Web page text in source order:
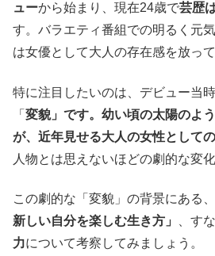
ューから始まり、現在24歳で芸歴
す。バラエティ番組での明るく元
は女優として大人の存在感を放って
特に注目したいのは、デビュー当
「 変貌」です。幼い頃の太陽のよ
が、近年見せる大人の女性として
人物とは思えないほどの劇的な変化
この劇的な「変貌」の背景にある、
新しい自分を楽しむ生き方」
、す
力について考察してみましょう。